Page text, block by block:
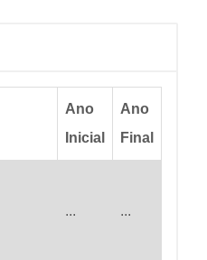
Ano
Inicial
Ano
Final
... ...